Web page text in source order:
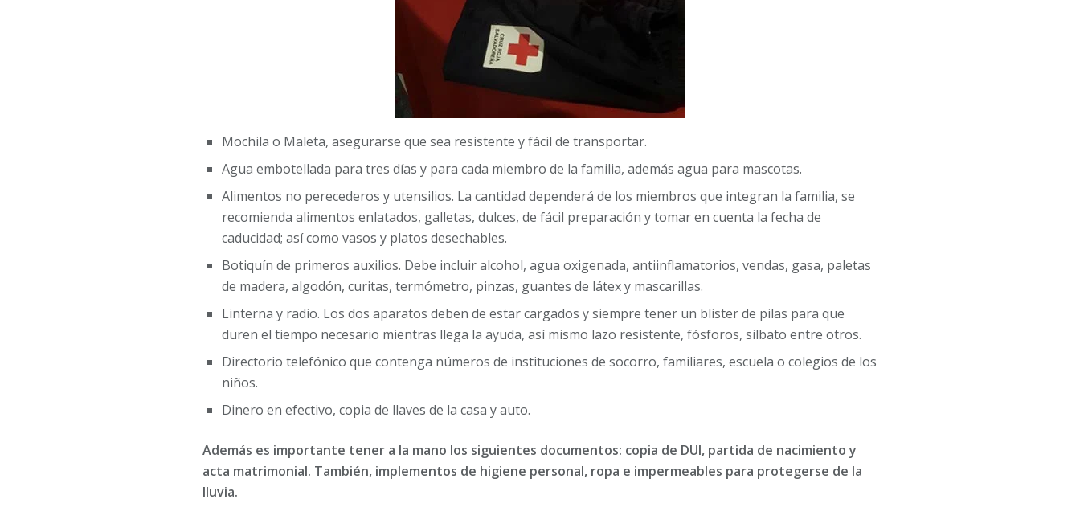
Mochila o Maleta, asegurarse que sea resistente y fácil de transportar.
Agua embotellada para tres días y para cada miembro de la familia, además agua para mascotas.
Alimentos no perecederos y utensilios. La cantidad dependerá de los miembros que integran la familia, se
recomienda alimentos enlatados, galletas, dulces, de fácil preparación y tomar en cuenta la fecha de
caducidad; así como vasos y platos desechables.
Botiquín de primeros auxilios. Debe incluir alcohol, agua oxigenada, antiinflamatorios, vendas, gasa, paletas
de madera, algodón, curitas, termómetro, pinzas, guantes de látex y mascarillas.
Linterna y radio. Los dos aparatos deben de estar cargados y siempre tener un blister de pilas para que
duren el tiempo necesario mientras llega la ayuda, así mismo lazo resistente, fósforos, silbato entre otros.
Directorio telefónico que contenga números de instituciones de socorro, familiares, escuela o colegios de los
niños.
Dinero en efectivo, copia de llaves de la casa y auto.
Además es importante tener a la mano los siguientes documentos: copia de DUI, partida de nacimiento y
acta matrimonial. También, implementos de higiene personal, ropa e impermeables para protegerse de la
lluvia.